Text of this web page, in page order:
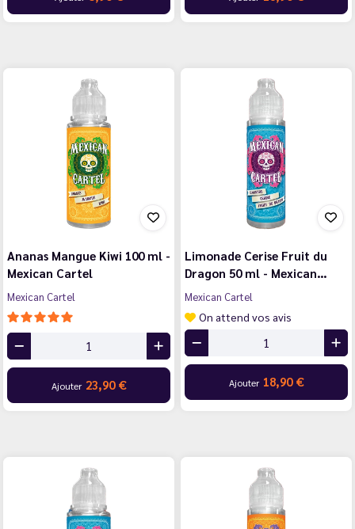
Ananas Mangue Kiwi 100 ml -
Mexican Cartel
Mexican Cartel
Ajouter 23,90 €
Limonade Cerise Fruit du
Dragon 50 ml - Mexican…
Mexican Cartel
On attend vos avis
Ajouter 18,90 €